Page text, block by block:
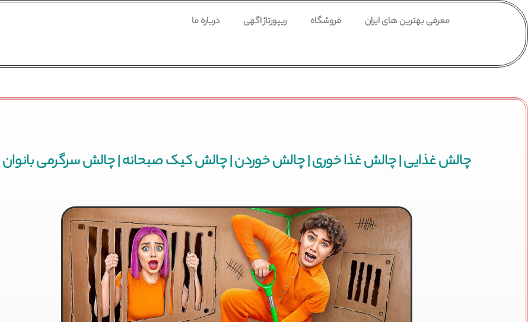
معرفی بهترین های ایران فروشگاه ریپورتاژ اگهی درباره ما
چالش غذایی | چالش غذا خوری | چالش خوردن | چالش کیک صبحانه | چالش سرگرمی بانوان